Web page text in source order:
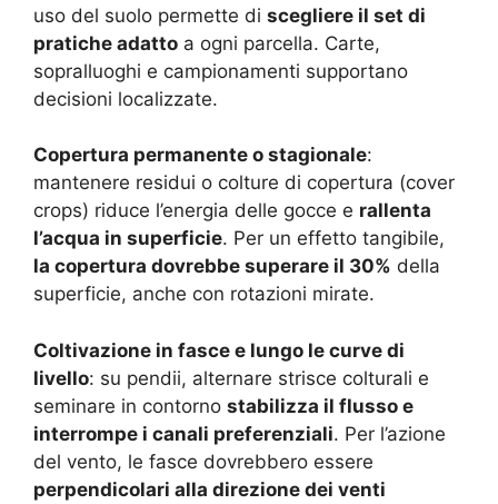
uso del suolo permette di scegliere il set di
pratiche adatto a ogni parcella. Carte,
sopralluoghi e campionamenti supportano
decisioni localizzate.
Copertura permanente o stagionale:
mantenere residui o colture di copertura (cover
crops) riduce l’energia delle gocce e rallenta
l’acqua in superficie. Per un effetto tangibile,
la copertura dovrebbe superare il 30% della
superficie, anche con rotazioni mirate.
Coltivazione in fasce e lungo le curve di
livello: su pendii, alternare strisce colturali e
seminare in contorno stabilizza il flusso e
interrompe i canali preferenziali. Per l’azione
del vento, le fasce dovrebbero essere
perpendicolari alla direzione dei venti